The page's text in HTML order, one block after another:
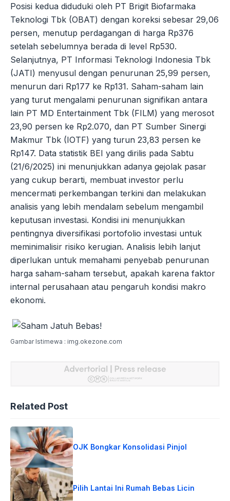
Posisi kedua diduduki oleh PT Brigit Biofarmaka
Teknologi Tbk (OBAT) dengan koreksi sebesar 29,06
persen, menutup perdagangan di harga Rp376
setelah sebelumnya berada di level Rp530.
Selanjutnya, PT Informasi Teknologi Indonesia Tbk
(JATI) menyusul dengan penurunan 25,99 persen,
menurun dari Rp177 ke Rp131. Saham-saham lain
yang turut mengalami penurunan signifikan antara
lain PT MD Entertainment Tbk (FILM) yang merosot
23,90 persen ke Rp2.070, dan PT Sumber Sinergi
Makmur Tbk (IOTF) yang turun 23,83 persen ke
Rp147. Data statistik BEI yang dirilis pada Sabtu
(21/6/2025) ini menunjukkan adanya gejolak pasar
yang cukup berarti, membuat investor perlu
mencermati perkembangan terkini dan melakukan
analisis yang lebih mendalam sebelum mengambil
keputusan investasi. Kondisi ini menunjukkan
pentingnya diversifikasi portofolio investasi untuk
meminimalisir risiko kerugian. Analisis lebih lanjut
diperlukan untuk memahami penyebab penurunan
harga saham-saham tersebut, apakah karena faktor
internal perusahaan atau pengaruh kondisi makro
ekonomi.
Gambar Istimewa : img.okezone.com
Related Post
OJK Bongkar Konsolidasi Pinjol
Pilih Lantai Ini Rumah Bebas Licin